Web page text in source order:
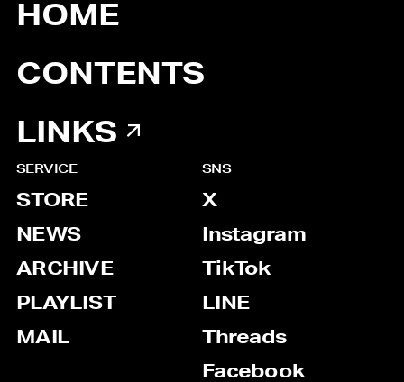
HOME
CONTENTS
LINKS
SERVICE
STORE
NEWS
ARCHIVE
PLAYLIST
MAIL
SNS
X
Instagram
TikTok
LINE
Threads
Facebook